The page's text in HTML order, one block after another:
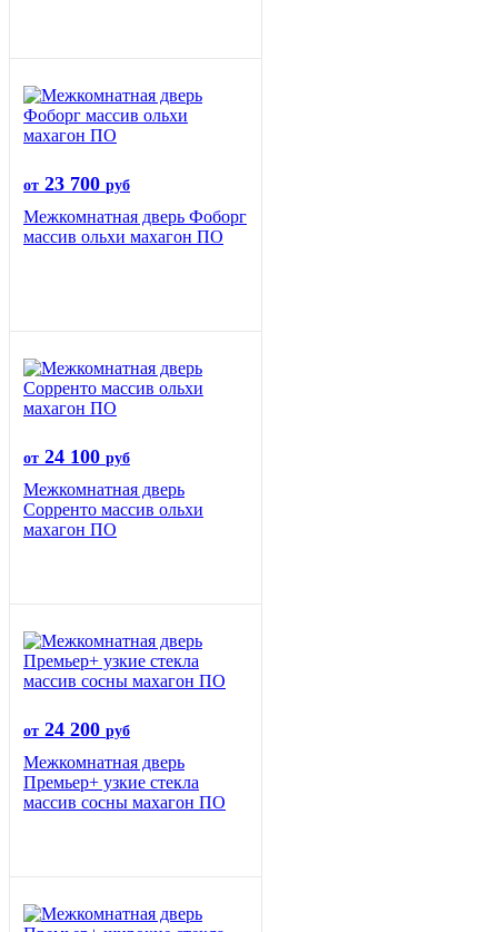
от 23 700 руб
Межкомнатная дверь Фоборг
массив ольхи махагон ПО
от 24 100 руб
Межкомнатная дверь
Сорренто массив ольхи
махагон ПО
от 24 200 руб
Межкомнатная дверь
Премьер+ узкие стекла
массив сосны махагон ПО